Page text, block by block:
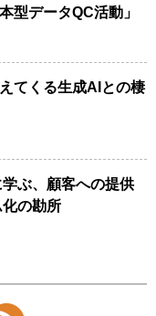
型データQC活動」
てくる生成AIとの棲
ぶ、顧客への提供
の勘所